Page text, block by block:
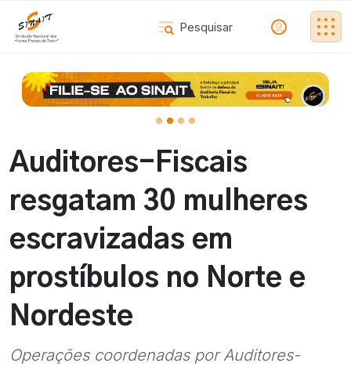
Auditores-Fiscais
resgatam 30 mulheres
escravizadas em
prostíbulos no Norte e
Nordeste
Operações coordenadas por Auditores-